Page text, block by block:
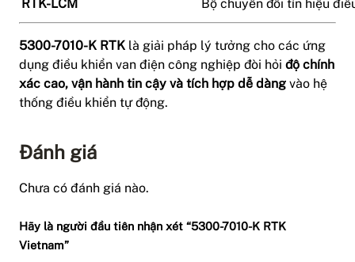
RTK-LCM Bộ chuyển đổi tín hiệu
5300-7010-K RTK là giải pháp lý tưởng cho các ứng
dụng điều khiển van điện công nghiệp đòi hỏi độ chính
xác cao, vận hành tin cậy và tích hợp dễ dàng vào hệ
thống điều khiển tự động.
Đánh giá
Chưa có đánh giá nào.
Hãy là người đầu tiên nhận xét “5300-7010-K RTK
Vietnam”